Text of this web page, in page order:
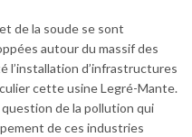
de la soude se sont
autour du massif des
l’installation d’infrastructures
cette usine Legré-Mante.
question de la pollution qui
de ces industries